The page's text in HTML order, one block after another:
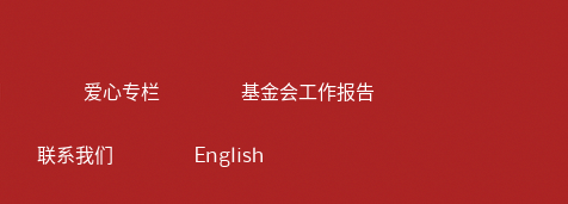
爱心专栏 基金会工作报告
联系我们 English